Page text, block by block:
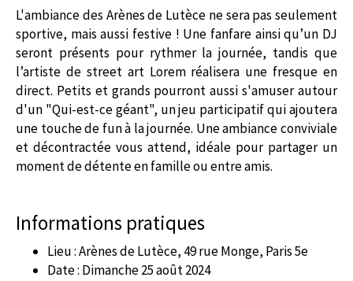
L'ambiance des Arènes de Lutèce ne sera pas seulement
sportive, mais aussi festive ! Une fanfare ainsi qu’un DJ
seront présents pour rythmer la journée, tandis que
l’artiste de street art Lorem réalisera une fresque en
direct. Petits et grands pourront aussi s'amuser autour
d'un "Qui-est-ce géant", un jeu participatif qui ajoutera
une touche de fun à la journée. Une ambiance conviviale
et décontractée vous attend, idéale pour partager un
moment de détente en famille ou entre amis.
Informations pratiques
Lieu : Arènes de Lutèce, 49 rue Monge, Paris 5e
Date : Dimanche 25 août 2024